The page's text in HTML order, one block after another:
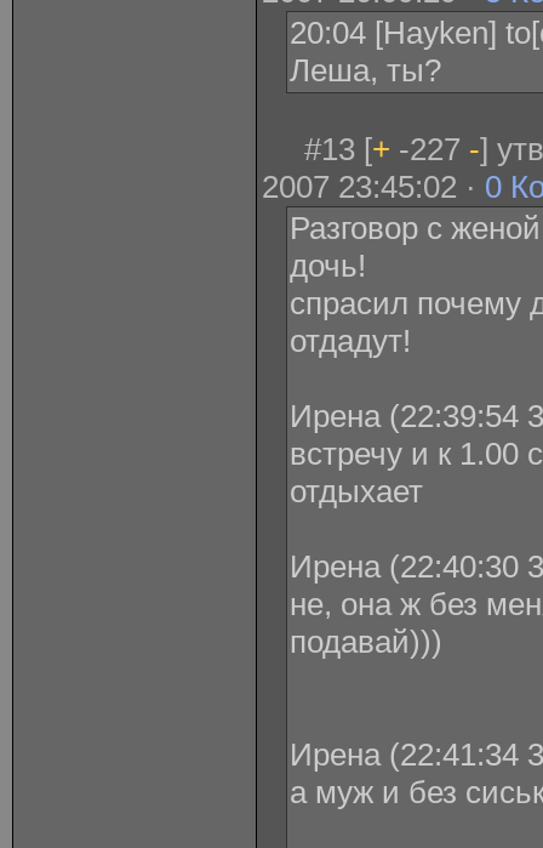
20:04 [Hayken]
Леша, ты?
#13 [+ -227 -]
2007 23:45:02 · 0
Разговор с
дочь!
спрасил почему
отдадут!
Ирена (22:39:54
встречу и к 1.00
отдыхает
Ирена (22:40:30
не, она ж без
подавай)))
Ирена (22:41:34
а муж и без